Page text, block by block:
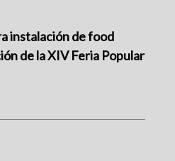
instalación de food
de la XIV Feria Popular